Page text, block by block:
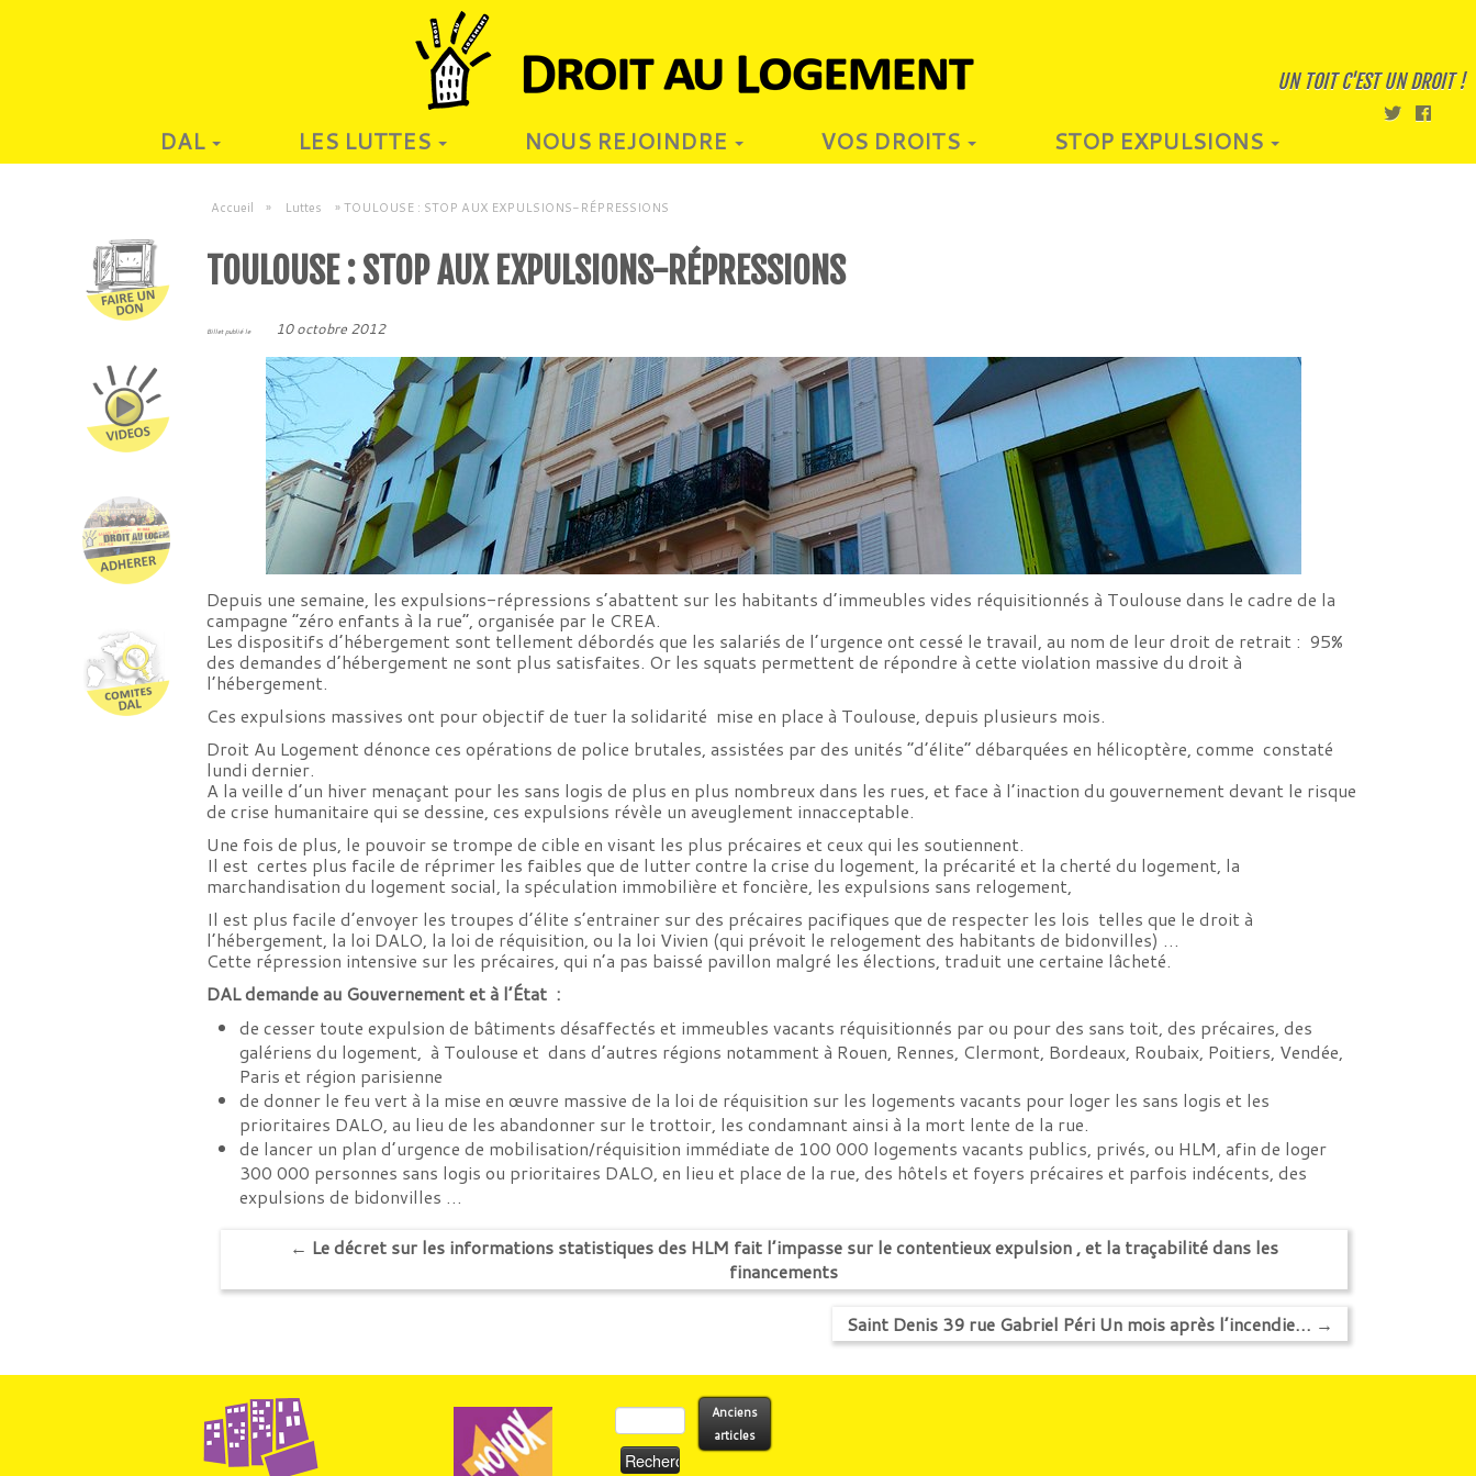
UN TOIT C'EST UN DROIT !
DAL LES LUTTES NOUS REJOINDRE VOS DROITS STOP EXPULSIONS
Accueil » Luttes » TOULOUSE : STOP AUX EXPULSIONS-RÉPRESSIONS
TOULOUSE : STOP AUX EXPULSIONS-RÉPRESSIONS
Billet publié le 10 octobre 2012
Depuis une semaine, les expulsions-répressions s’abattent sur les habitants d’immeubles vides réquisitionnés à Toulouse dans le cadre de la
campagne “zéro enfants à la rue”, organisée par le CREA.
Les dispositifs d’hébergement sont tellement débordés que les salariés de l’urgence ont cessé le travail, au nom de leur droit de retrait : 95%
des demandes d’hébergement ne sont plus satisfaites. Or les squats permettent de répondre à cette violation massive du droit à
l’hébergement.
Ces expulsions massives ont pour objectif de tuer la solidarité mise en place à Toulouse, depuis plusieurs mois.
Droit Au Logement dénonce ces opérations de police brutales, assistées par des unités “d’élite” débarquées en hélicoptère, comme constaté
lundi dernier.
A la veille d’un hiver menaçant pour les sans logis de plus en plus nombreux dans les rues, et face à l’inaction du gouvernement devant le risque
de crise humanitaire qui se dessine, ces expulsions révèle un aveuglement innacceptable.
Une fois de plus, le pouvoir se trompe de cible en visant les plus précaires et ceux qui les soutiennent.
Il est certes plus facile de réprimer les faibles que de lutter contre la crise du logement, la précarité et la cherté du logement, la
marchandisation du logement social, la spéculation immobilière et foncière, les expulsions sans relogement,
Il est plus facile d’envoyer les troupes d’élite s’entrainer sur des précaires pacifiques que de respecter les lois telles que le droit à
l’hébergement, la loi DALO, la loi de réquisition, ou la loi Vivien (qui prévoit le relogement des habitants de bidonvilles) …
Cette répression intensive sur les précaires, qui n’a pas baissé pavillon malgré les élections, traduit une certaine lâcheté.
DAL demande au Gouvernement et à l’État :
de cesser toute expulsion de bâtiments désaffectés et immeubles vacants réquisitionnés par ou pour des sans toit, des précaires, des
galériens du logement, à Toulouse et dans d’autres régions notamment à Rouen, Rennes, Clermont, Bordeaux, Roubaix, Poitiers, Vendée,
Paris et région parisienne
de donner le feu vert à la mise en œuvre massive de la loi de réquisition sur les logements vacants pour loger les sans logis et les
prioritaires DALO, au lieu de les abandonner sur le trottoir, les condamnant ainsi à la mort lente de la rue.
de lancer un plan d’urgence de mobilisation/réquisition immédiate de 100 000 logements vacants publics, privés, ou HLM, afin de loger
300 000 personnes sans logis ou prioritaires DALO, en lieu et place de la rue, des hôtels et foyers précaires et parfois indécents, des
expulsions de bidonvilles …
← Le décret sur les informations statistiques des HLM fait l’impasse sur le contentieux expulsion , et la traçabilité dans les
financements
Saint Denis 39 rue Gabriel Péri Un mois après l’incendie… →
Rechercher :
Anciens
articles